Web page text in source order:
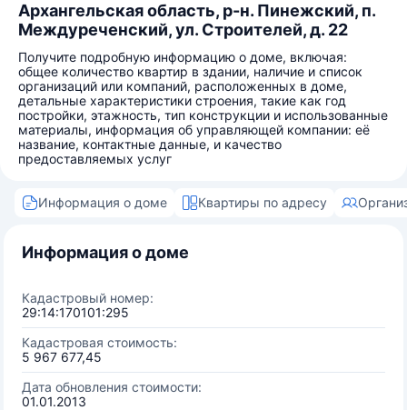
Архангельская область, р-н. Пинежский, п.
Междуреченский, ул. Строителей, д. 22
Получите подробную информацию о доме, включая:
общее количество квартир в здании, наличие и список
организаций или компаний, расположенных в доме,
детальные характеристики строения, такие как год
постройки, этажность, тип конструкции и использованные
материалы, информация об управляющей компании: её
название, контактные данные, и качество
предоставляемых услуг
Информация о доме Квартиры по адресу
Информация о доме
Кадастровый номер:
29:14:170101:295
Кадастровая стоимость:
5 967 677,45
Дата обновления стоимости:
01.01.2013